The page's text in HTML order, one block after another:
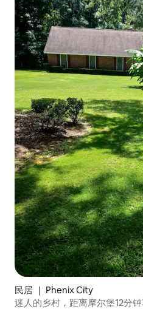
民居 ｜ Phenix City
迷人的乡村，距离摩尔堡12分